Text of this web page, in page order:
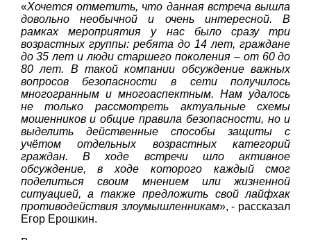
«Хочется отметить, что данная встреча вышла
довольно необычной и очень интересной. В
рамках мероприятия у нас было сразу три
возрастных группы: ребята до 14 лет, граждане
до 35 лет и люди старшего поколения – от 60 до
80 лет. В такой компании обсуждение важных
вопросов безопасности в сети получилось
многогранным и многоаспектным. Нам удалось
не только рассмотреть актуальные схемы
мошенников и общие правила безопасности, но и
выделить действенные способы защиты с
учётом отдельных возрастных категорий
граждан. В ходе встречи шло активное
обсуждение, в ходе которого каждый смог
поделиться своим мнением или жизненной
ситуацией, а также предложить свой лайфхак
противодействия злоумышленникам», - рассказал
Егор Ерошкин.